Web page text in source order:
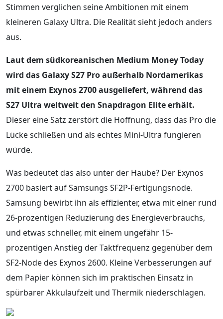
Stimmen verglichen seine Ambitionen mit einem
kleineren Galaxy Ultra. Die Realität sieht jedoch anders
aus.
Laut dem südkoreanischen Medium Money Today
wird das Galaxy S27 Pro außerhalb Nordamerikas
mit einem Exynos 2700 ausgeliefert, während das
S27 Ultra weltweit den Snapdragon Elite erhält.
Dieser eine Satz zerstört die Hoffnung, dass das Pro die
Lücke schließen und als echtes Mini-Ultra fungieren
würde.
Was bedeutet das also unter der Haube? Der Exynos
2700 basiert auf Samsungs SF2P-Fertigungsnode.
Samsung bewirbt ihn als effizienter, etwa mit einer rund
26-prozentigen Reduzierung des Energieverbrauchs,
und etwas schneller, mit einem ungefähr 15-
prozentigen Anstieg der Taktfrequenz gegenüber dem
SF2-Node des Exynos 2600. Kleine Verbesserungen auf
dem Papier können sich im praktischen Einsatz in
spürbarer Akkulaufzeit und Thermik niederschlagen.